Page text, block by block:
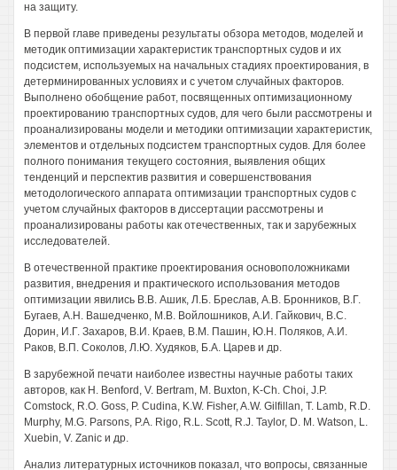
на защиту.
В первой главе приведены результаты обзора методов, моделей и
методик оптимизации характеристик транспортных судов и их
подсистем, используемых на начальных стадиях проектирования, в
детерминированных условиях и с учетом случайных факторов.
Выполнено обобщение работ, посвященных оптимизационному
проектированию транспортных судов, для чего были рассмотрены и
проанализированы модели и методики оптимизации характеристик,
элементов и отдельных подсистем транспортных судов. Для более
полного понимания текущего состояния, выявления общих
тенденций и перспектив развития и совершенствования
методологического аппарата оптимизации транспортных судов с
учетом случайных факторов в диссертации рассмотрены и
проанализированы работы как отечественных, так и зарубежных
исследователей.
В отечественной практике проектирования основоположниками
развития, внедрения и практического использования методов
оптимизации явились В.В. Ашик, Л.Б. Бреслав, A.B. Бронников, В.Г.
Бугаев, А.Н. Вашедченко, М.В. Войлошников, А.И. Гайкович, B.C.
Дорин, И.Г. Захаров, В.И. Краев, В.М. Пашин, Ю.Н. Поляков, А.И.
Раков, В.П. Соколов, Л.Ю. Худяков, Б.А. Царев и др.
В зарубежной печати наиболее известны научные работы таких
авторов, как Н. Benford, V. Bertram, М. Buxton, K-Ch. Choi, J.P.
Comstock, R.O. Goss, P. Cudina, K.W. Fisher, A.W. Gilfillan, T. Lamb, R.D.
Murphy, M.G. Parsons, P.A. Rigo, R.L. Scott, R.J. Taylor, D. M. Watson, L.
Xuebin, V. Zanic и др.
Анализ литературных источников показал, что вопросы, связанные